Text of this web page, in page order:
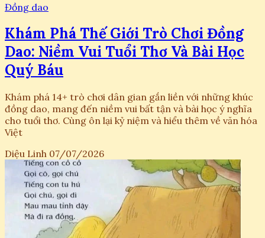
Đồng dao
Khám Phá Thế Giới Trò Chơi Đồng
Dao: Niềm Vui Tuổi Thơ Và Bài Học
Quý Báu
Khám phá 14+ trò chơi dân gian gắn liền với những khúc
đồng dao, mang đến niềm vui bất tận và bài học ý nghĩa
cho tuổi thơ. Cùng ôn lại kỷ niệm và hiểu thêm về văn hóa
Việt
Diệu Linh 07/07/2026